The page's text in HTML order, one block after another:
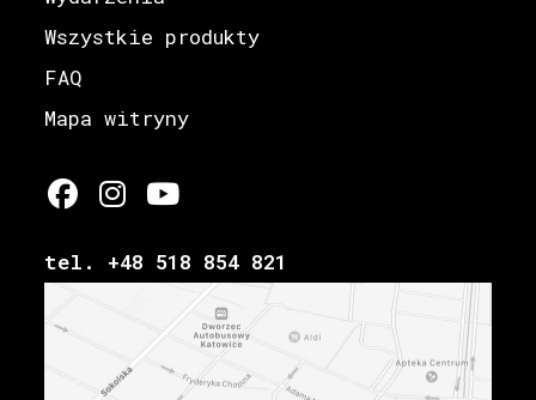
Wszystkie produkty
FAQ
Mapa witryny
tel. +48 518 854 821